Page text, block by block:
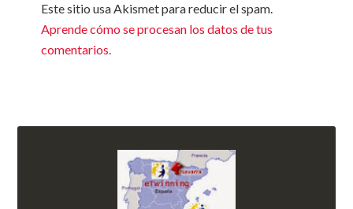
Este sitio usa Akismet para reducir el spam.
Aprende cómo se procesan los datos de tus
comentarios.